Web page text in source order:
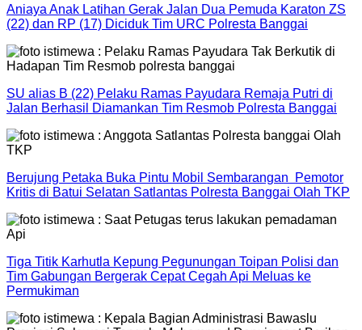
Aniaya Anak Latihan Gerak Jalan Dua Pemuda Karaton ZS
(22) dan RP (17) Diciduk Tim URC Polresta Banggai
SU alias B (22) Pelaku Ramas Payudara Remaja Putri di
Jalan Berhasil Diamankan Tim Resmob Polresta Banggai
Berujung Petaka Buka Pintu Mobil Sembarangan Pemotor
Kritis di Batui Selatan Satlantas Polresta Banggai Olah TKP
Tiga Titik Karhutla Kepung Pegunungan Toipan Polisi dan
Tim Gabungan Bergerak Cepat Cegah Api Meluas ke
Permukiman